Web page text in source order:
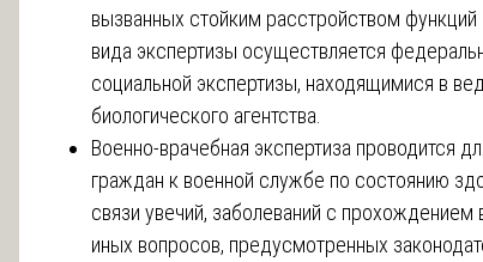
вызванных стойким расстройством
вида экспертизы осуществляется
социальной экспертизы, находящимися в
биологического агентства.
Военно-врачебная экспертиза проводится
граждан к военной службе по состоянию
связи увечий, заболеваний с
иных вопросов, предусмотренных